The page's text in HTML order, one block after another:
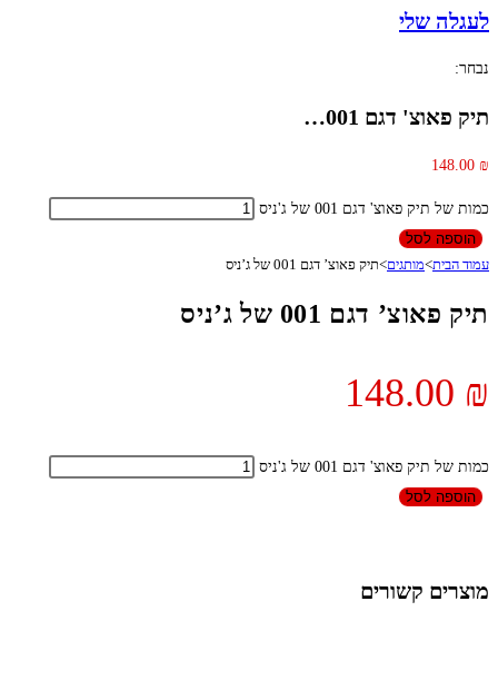
לעגלה שלי
נבחר:
תיק פאוצ' דגם 001…
148.00 ₪
כמות של תיק פאוצ' דגם 001 של ג'ניס
הוספה לסל
עמוד הבית>מותגים>תיק פאוצ’ דגם 001 של ג’ניס
תיק פאוצ’ דגם 001 של ג’ניס
148.00 ₪
כמות של תיק פאוצ' דגם 001 של ג'ניס
הוספה לסל
מוצרים קשורים